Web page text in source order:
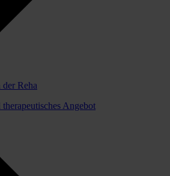
Reha
Angebot